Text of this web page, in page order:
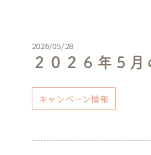
2026/05/28
２０２６年５
キャンペーン情報